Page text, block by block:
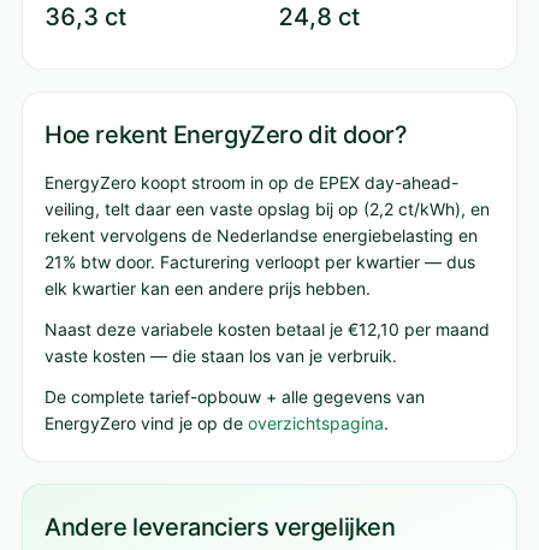
36,3 ct 24,8 ct
Hoe rekent EnergyZero dit door?
EnergyZero koopt stroom in op de EPEX day-ahead-
veiling, telt daar een vaste opslag bij op (2,2 ct/kWh), en
rekent vervolgens de Nederlandse energiebelasting en
21% btw door. Facturering verloopt per kwartier — dus
elk kwartier kan een andere prijs hebben.
Naast deze variabele kosten betaal je €12,10 per maand
vaste kosten — die staan los van je verbruik.
De complete tarief-opbouw + alle gegevens van
EnergyZero vind je op de overzichtspagina.
Andere leveranciers vergelijken